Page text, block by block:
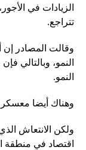
الزيادات في
تتراجع.
وقالت المصادر إن
النمو،
النمو.
وهناك أيضا معسكر
ولكن الانتعاش
اقتصاد في منطقة